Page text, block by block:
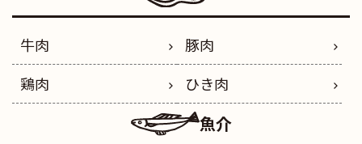
牛肉
豚肉
鶏肉
ひき肉
魚介